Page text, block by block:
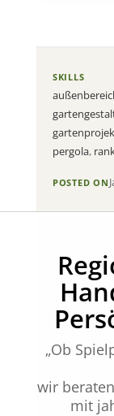
SKILLS
pergola,
POSTED ON
„Ob
wir
mit